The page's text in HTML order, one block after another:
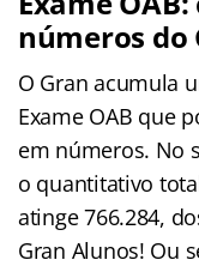
números do
O Gran acumula
Exame OAB que
em números. No
o quantitativo
atinge 766.284,
Gran Alunos! Ou